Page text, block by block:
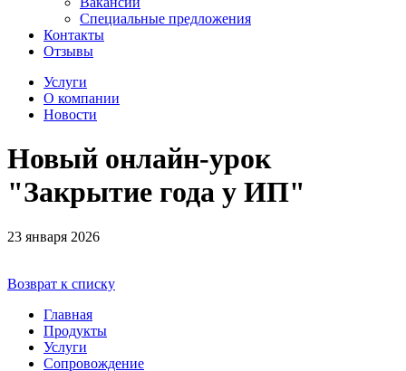
Специальные предложения
Контакты
Отзывы
Услуги
О компании
Новости
Новый онлайн-урок
"Закрытие года у ИП"
23 января 2026
Возврат к списку
Главная
Продукты
Услуги
Сопровождение